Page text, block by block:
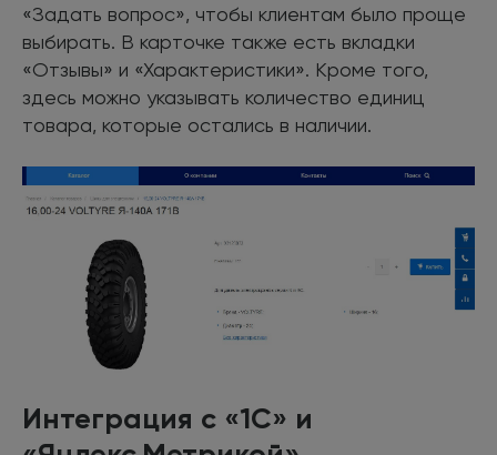
«Задать вопрос», чтобы клиентам было проще
выбирать. В карточке также есть вкладки
«Отзывы» и «Характеристики». Кроме того,
здесь можно указывать количество единиц
товара, которые остались в наличии.
Интеграция с «1С» и